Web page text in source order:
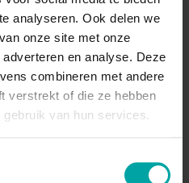
analyseren. Ook delen we
onze site met onze
en analyse. Deze
combineren met andere
verstrekt of die ze hebben
van hun services.
de werkvloer.
en houdt van een goede